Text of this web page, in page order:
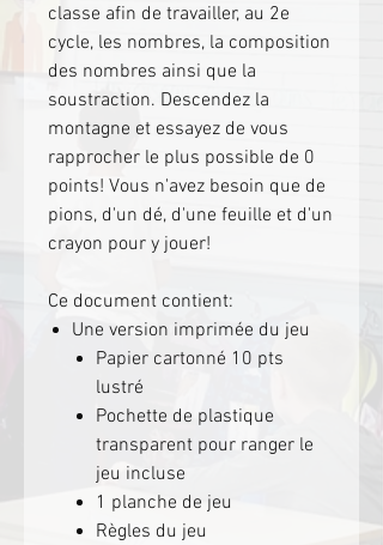
classe afin de travailler, au 2e
cycle, les nombres, la composition
des nombres ainsi que la
soustraction. Descendez la
montagne et essayez de vous
rapprocher le plus possible de 0
points! Vous n'avez besoin que de
pions, d'un dé, d'une feuille et d'un
crayon pour y jouer!
Ce document contient:
Une version imprimée du jeu
Papier cartonné 10 pts
lustré
Pochette de plastique
transparent pour ranger le
jeu incluse
1 planche de jeu
Règles du jeu